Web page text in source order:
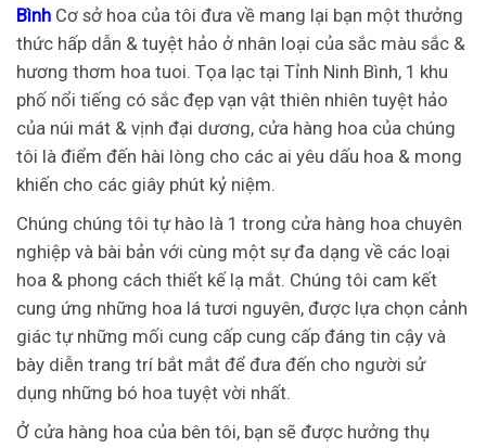
Bình Cơ sở hoa của tôi đưa về mang lại bạn một thưởng
thức hấp dẫn & tuyệt hảo ở nhân loại của sắc màu sắc &
hương thơm hoa tuoi. Tọa lạc tại Tỉnh Ninh Bình, 1 khu
phố nổi tiếng có sắc đẹp vạn vật thiên nhiên tuyệt hảo
của núi mát & vịnh đại dương, cửa hàng hoa của chúng
tôi là điểm đến hài lòng cho các ai yêu dấu hoa & mong
khiến cho các giây phút kỷ niệm.
Chúng chúng tôi tự hào là 1 trong cửa hàng hoa chuyên
nghiệp và bài bản với cùng một sự đa dạng về các loại
hoa & phong cách thiết kế lạ mắt. Chúng tôi cam kết
cung ứng những hoa lá tươi nguyên, được lựa chọn cảnh
giác tự những mối cung cấp cung cấp đáng tin cậy và
bày diễn trang trí bắt mắt để đưa đến cho người sử
dụng những bó hoa tuyệt vời nhất.
Ở cửa hàng hoa của bên tôi, bạn sẽ được hưởng thụ